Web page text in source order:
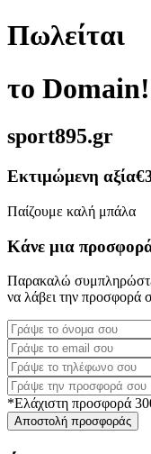
Πωλείται
το Domain!
sport895.gr
Εκτιμώμενη αξία
Παίζουμε καλή μπάλα
Κάνε μια
Παρακαλώ
να λάβει την προσφορά
*Ελάχιστη προσφορά
Αποστολή προσφοράς